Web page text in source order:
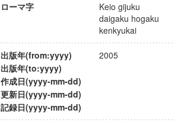
ローマ字
Keio gijuku
daigaku hogaku
kenkyukai
出版年(from:yyyy)
2005
出版年(to:yyyy)
作成日(yyyy-mm-dd)
更新日(yyyy-mm-dd)
記録日(yyyy-mm-dd)